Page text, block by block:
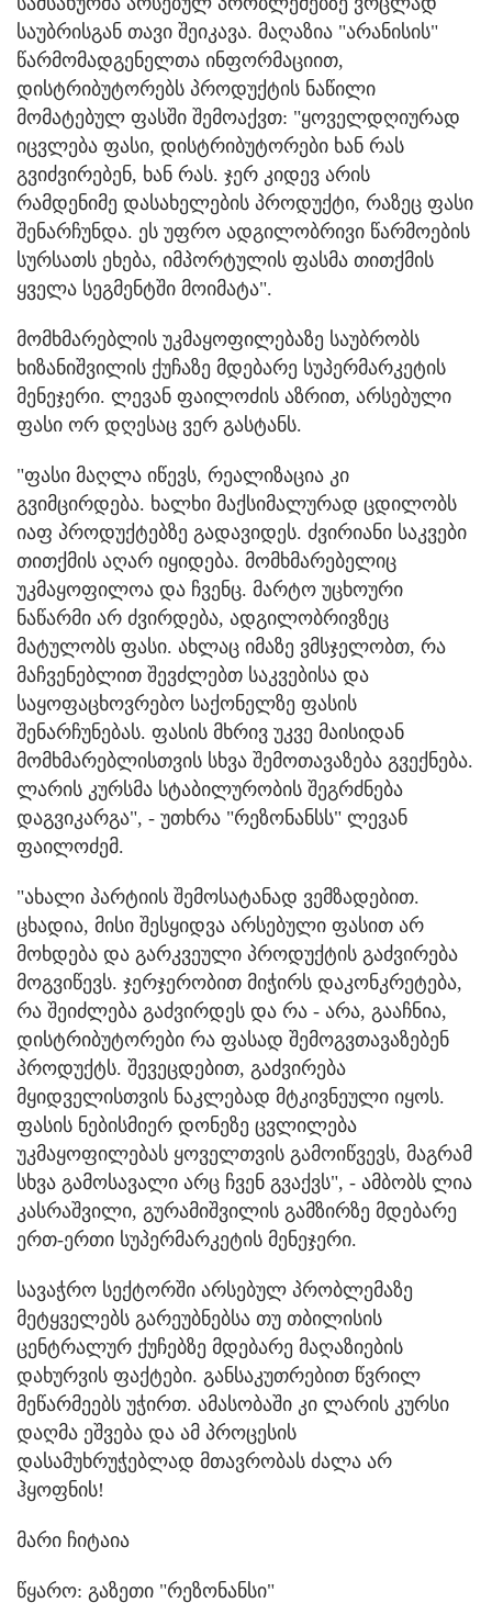
საუბრისგან თავი შეიკავა. მაღაზია "არანისის"
წარმომადგენელთა ინფორმაციით,
დისტრიბუტორებს პროდუქტის ნაწილი
მომატებულ ფასში შემოაქვთ: "ყოველდღიურად
იცვლება ფასი, დისტრიბუტორები ხან რას
გვიძვირებენ, ხან რას. ჯერ კიდევ არის
რამდენიმე დასახელების პროდუქტი, რაზეც ფასი
შენარჩუნდა. ეს უფრო ადგილობრივი წარმოების
სურსათს ეხება, იმპორტულის ფასმა თითქმის
ყველა სეგმენტში მოიმატა".
მომხმარებლის უკმაყოფილებაზე საუბრობს
ხიზანიშვილის ქუჩაზე მდებარე სუპერმარკეტის
მენეჯერი. ლევან ფაილოძის აზრით, არსებული
ფასი ორ დღესაც ვერ გასტანს.
"ფასი მაღლა იწევს, რეალიზაცია კი
გვიმცირდება. ხალხი მაქსიმალურად ცდილობს
იაფ პროდუქტებზე გადავიდეს. ძვირიანი საკვები
თითქმის აღარ იყიდება. მომხმარებელიც
უკმაყოფილოა და ჩვენც. მარტო უცხოური
ნაწარმი არ ძვირდება, ადგილობრივზეც
მატულობს ფასი. ახლაც იმაზე ვმსჯელობთ, რა
მაჩვენებლით შევძლებთ საკვებისა და
საყოფაცხოვრებო საქონელზე ფასის
შენარჩუნებას. ფასის მხრივ უკვე მაისიდან
მომხმარებლისთვის სხვა შემოთავაზება გვექნება.
ლარის კურსმა სტაბილურობის შეგრძნება
დაგვიკარგა", - უთხრა "რეზონანსს" ლევან
ფაილოძემ.
"ახალი პარტიის შემოსატანად ვემზადებით.
ცხადია, მისი შესყიდვა არსებული ფასით არ
მოხდება და გარკვეული პროდუქტის გაძვირება
მოგვიწევს. ჯერჯერობით მიჭირს დაკონკრეტება,
რა შეიძლება გაძვირდეს და რა - არა, გააჩნია,
დისტრიბუტორები რა ფასად შემოგვთავაზებენ
პროდუქტს. შევეცდებით, გაძვირება
მყიდველისთვის ნაკლებად მტკივნეული იყოს.
ფასის ნებისმიერ დონეზე ცვლილება
უკმაყოფილებას ყოველთვის გამოიწვევს, მაგრამ
სხვა გამოსავალი არც ჩვენ გვაქვს", - ამბობს ლია
კასრაშვილი, გურამიშვილის გამზირზე მდებარე
ერთ-ერთი სუპერმარკეტის მენეჯერი.
სავაჭრო სექტორში არსებულ პრობლემაზე
მეტყველებს გარეუბნებსა თუ თბილისის
ცენტრალურ ქუჩებზე მდებარე მაღაზიების
დახურვის ფაქტები. განსაკუთრებით წვრილ
მეწარმეებს უჭირთ. ამასობაში კი ლარის კურსი
დაღმა ეშვება და ამ პროცესის
დასამუხრუჭებლად მთავრობას ძალა არ
ჰყოფნის!
მარი ჩიტაია
წყარო: გაზეთი "რეზონანსი"